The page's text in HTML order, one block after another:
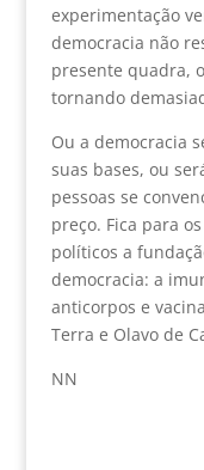
experimentação
democracia não
presente quadra,
tornando
Ou a democracia
suas bases, ou
pessoas se
preço. Fica para
políticos a
democracia: a
anticorpos e
Terra e Olavo de
NN